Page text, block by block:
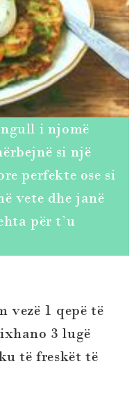
i njomë
si një
perfekte ose si
vete dhe janë
për t’u
vezë 1 qepë të
3 lugë
të freskët të